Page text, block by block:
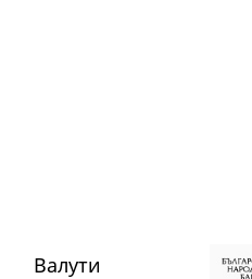
Валути